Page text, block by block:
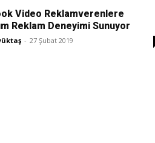
Video Reklamverenlere
Reklam Deneyimi Sunuyor
- 27 Şubat 2019